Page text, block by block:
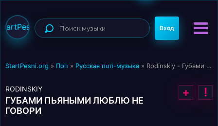
Вход
StartPesni.org » Поп » Русская поп-музыка » Rodinskiy - Губами пьяными люблю не говори
RODINSKIY
ГУБАМИ ПЬЯНЫМИ ЛЮБЛЮ НЕ
ГОВОРИ
+ !